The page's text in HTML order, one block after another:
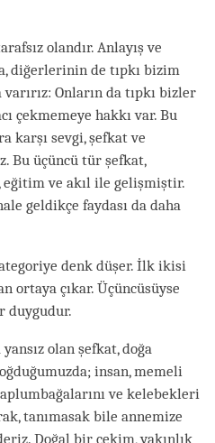
olandır. Anlayış ve
diğerlerinin de tıpkı bizim
Onların da tıpkı bizler
çekmemeye hakkı var. Bu
karşı sevgi, şefkat ve
Bu üçüncü tür şefkat,
eğitim ve akıl ile gelişmiştir.
geldikçe faydası da daha
denk düşer. İlk ikisi
ortaya çıkar. Üçüncüsüyse
duygudur.
olan şefkat, doğa
insan, memeli
ve kelebekleri
tanımasak bile annemize
Doğal bir çekim, yakınlık